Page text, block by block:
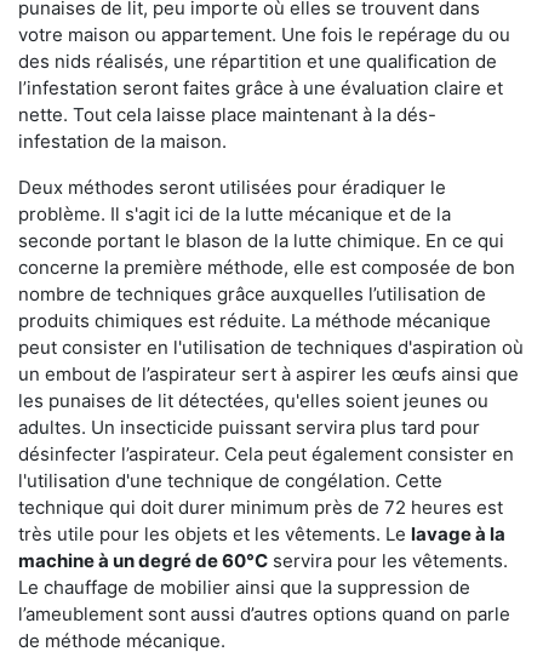
punaises de lit, peu importe où elles se trouvent dans
votre maison ou appartement. Une fois le repérage du ou
des nids réalisés, une répartition et une qualification de
l’infestation seront faites grâce à une évaluation claire et
nette. Tout cela laisse place maintenant à la dés-
infestation de la maison.
Deux méthodes seront utilisées pour éradiquer le
problème. Il s'agit ici de la lutte mécanique et de la
seconde portant le blason de la lutte chimique. En ce qui
concerne la première méthode, elle est composée de bon
nombre de techniques grâce auxquelles l’utilisation de
produits chimiques est réduite. La méthode mécanique
peut consister en l'utilisation de techniques d'aspiration où
un embout de l’aspirateur sert à aspirer les œufs ainsi que
les punaises de lit détectées, qu'elles soient jeunes ou
adultes. Un insecticide puissant servira plus tard pour
désinfecter l’aspirateur. Cela peut également consister en
l'utilisation d'une technique de congélation. Cette
technique qui doit durer minimum près de 72 heures est
très utile pour les objets et les vêtements. Le lavage à la
machine à un degré de 60°C servira pour les vêtements.
Le chauffage de mobilier ainsi que la suppression de
l’ameublement sont aussi d’autres options quand on parle
de méthode mécanique.